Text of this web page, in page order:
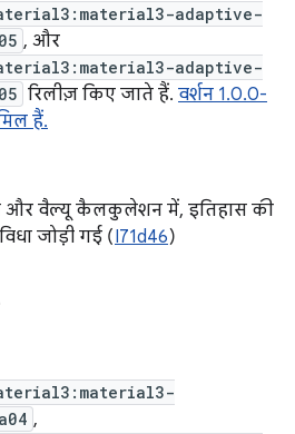
adaptive-
, और
adaptive-
रिलीज़ किए जाते हैं. वर्शन 1.0.0-
हैं.
और वैल्यू कैलकुलेशन में, इतिहास की
जोड़ी गई (I71d46)
,